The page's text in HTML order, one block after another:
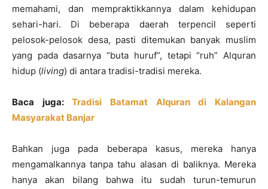
memahami, dan mempraktikkannya dalam kehidupan
sehari-hari. Di beberapa daerah terpencil seperti
pelosok-pelosok desa, pasti ditemukan banyak muslim
yang pada dasarnya “buta huruf”, tetapi “ruh” Alquran
hidup (living) di antara tradisi-tradisi mereka.
Baca juga:Tradisi Batamat Alquran di Kalangan
Masyarakat Banjar
Bahkan juga pada beberapa kasus, mereka hanya
mengamalkannya tanpa tahu alasan di baliknya. Mereka
hanya akan bilang bahwa itu sudah turun-temurun